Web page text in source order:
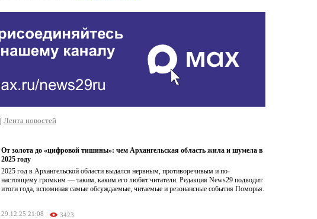
| Лента новостей
От золота до «цифровой тишины»: чем Архангельская область жила и шумела в
2025 году
2025 год в Архангельской области выдался нервным, противоречивым и по-
настоящему громким — таким, каким его любят читатели. Редакция News29 подводит
итоги года, вспоминая самые обсуждаемые, читаемые и резонансные события Поморья.
29.12.25 21:08 3423